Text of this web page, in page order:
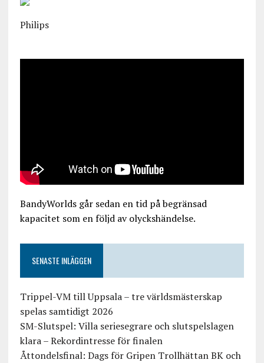
Philips
BandyWorlds går sedan en tid på begränsad
kapacitet som en följd av olyckshändelse.
SENASTE INLÄGGEN
Trippel-VM till Uppsala – tre världsmästerskap
spelas samtidigt 2026
SM-Slutspel: Villa seriesegrare och slutspelslagen
klara – Rekordintresse för finalen
Åttondelsfinal: Dags för Gripen Trollhättan BK och